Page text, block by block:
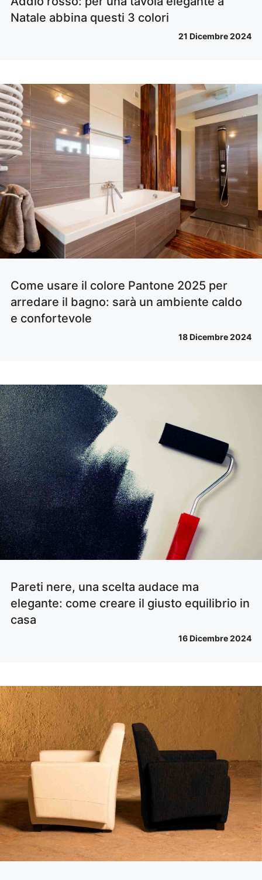
Natale abbina questi 3 colori
21 Dicembre 2024
Come usare il colore Pantone 2025 per
arredare il bagno: sarà un ambiente caldo
e confortevole
18 Dicembre 2024
Pareti nere, una scelta audace ma
elegante: come creare il giusto equilibrio in
casa
16 Dicembre 2024